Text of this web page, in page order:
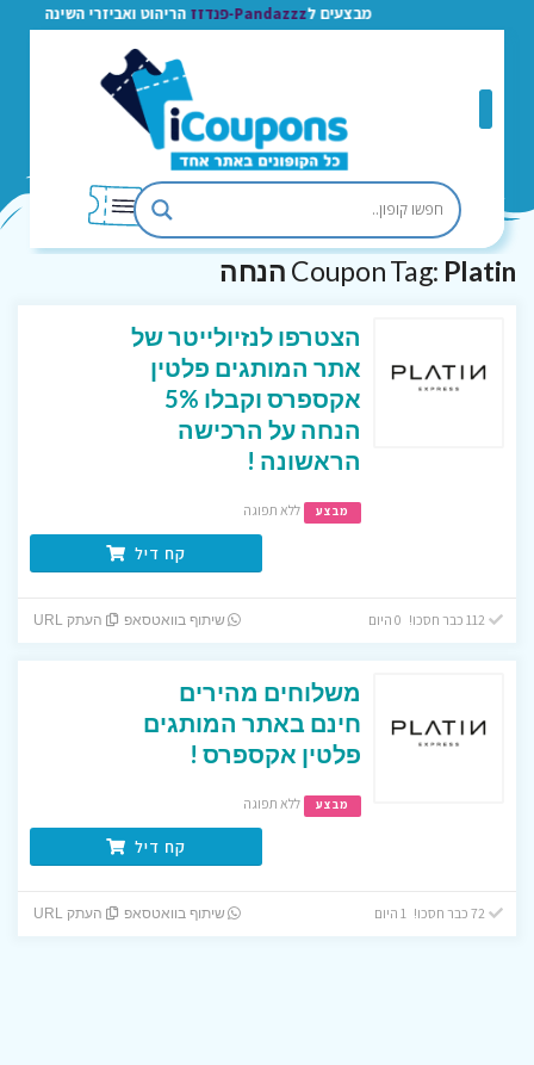
מבצעים ל Pandazzz-פנדזז הריהוט ואביזרי השינה
Coupon Tag: Platin הנחה
הצטרפו לנזיולייטר של
אתר המותגים פלטין
אקספרס וקבלו 5%
הנחה על הרכישה
הראשונה !
מבצע ללא תפוגה
קח דיל
112 כבר חסכו! 0 היום שיתוף בוואטסאפ העתק URL
משלוחים מהירים
חינם באתר המותגים
פלטין אקספרס !
מבצע ללא תפוגה
קח דיל
72 כבר חסכו! 1 היום שיתוף בוואטסאפ העתק URL